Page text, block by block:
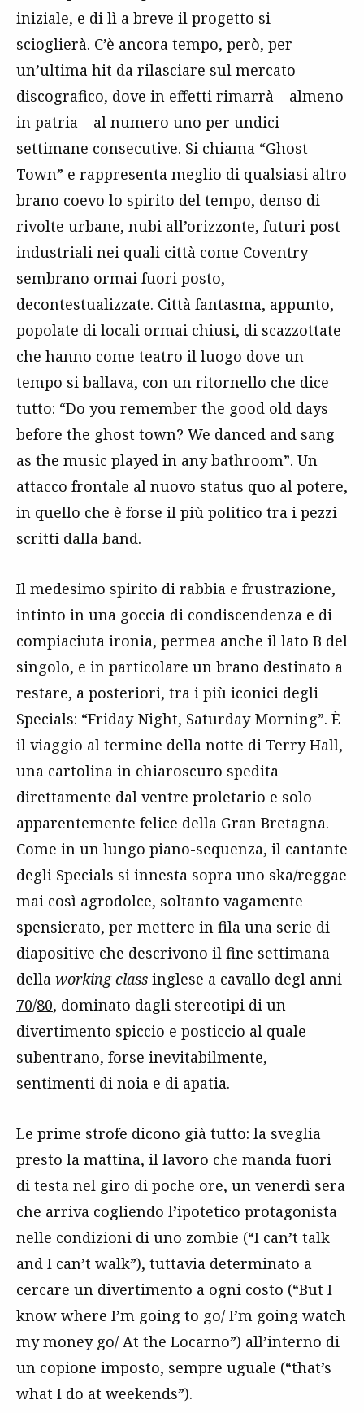
iniziale, e di lì a breve il progetto si
scioglierà. C’è ancora tempo, però, per
un’ultima hit da rilasciare sul mercato
discografico, dove in effetti rimarrà – almeno
in patria – al numero uno per undici
settimane consecutive. Si chiama “Ghost
Town” e rappresenta meglio di qualsiasi altro
brano coevo lo spirito del tempo, denso di
rivolte urbane, nubi all’orizzonte, futuri post-
industriali nei quali città come Coventry
sembrano ormai fuori posto,
decontestualizzate. Città fantasma, appunto,
popolate di locali ormai chiusi, di scazzottate
che hanno come teatro il luogo dove un
tempo si ballava, con un ritornello che dice
tutto: “Do you remember the good old days
before the ghost town? We danced and sang
as the music played in any bathroom”. Un
attacco frontale al nuovo status quo al potere,
in quello che è forse il più politico tra i pezzi
scritti dalla band.
Il medesimo spirito di rabbia e frustrazione,
intinto in una goccia di condiscendenza e di
compiaciuta ironia, permea anche il lato B del
singolo, e in particolare un brano destinato a
restare, a posteriori, tra i più iconici degli
Specials: “Friday Night, Saturday Morning”. È
il viaggio al termine della notte di Terry Hall,
una cartolina in chiaroscuro spedita
direttamente dal ventre proletario e solo
apparentemente felice della Gran Bretagna.
Come in un lungo piano-sequenza, il cantante
degli Specials si innesta sopra uno ska/reggae
mai così agrodolce, soltanto vagamente
spensierato, per mettere in fila una serie di
diapositive che descrivono il fine settimana
della working class inglese a cavallo degl anni
70/80, dominato dagli stereotipi di un
divertimento spiccio e posticcio al quale
subentrano, forse inevitabilmente,
sentimenti di noia e di apatia.
Le prime strofe dicono già tutto: la sveglia
presto la mattina, il lavoro che manda fuori
di testa nel giro di poche ore, un venerdì sera
che arriva cogliendo l’ipotetico protagonista
nelle condizioni di uno zombie (“I can’t talk
and I can’t walk”), tuttavia determinato a
cercare un divertimento a ogni costo (“But I
know where I’m going to go/ I’m going watch
my money go/ At the Locarno”) all’interno di
un copione imposto, sempre uguale (“that’s
what I do at weekends”).